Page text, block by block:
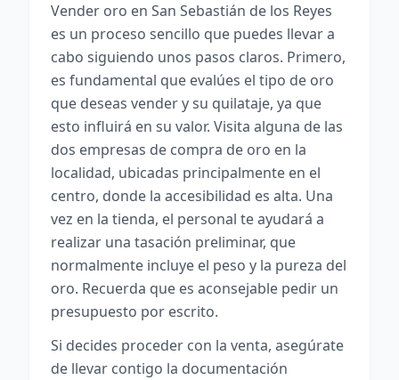
Vender oro en San Sebastián de los Reyes
es un proceso sencillo que puedes llevar a
cabo siguiendo unos pasos claros. Primero,
es fundamental que evalúes el tipo de oro
que deseas vender y su quilataje, ya que
esto influirá en su valor. Visita alguna de las
dos empresas de compra de oro en la
localidad, ubicadas principalmente en el
centro, donde la accesibilidad es alta. Una
vez en la tienda, el personal te ayudará a
realizar una tasación preliminar, que
normalmente incluye el peso y la pureza del
oro. Recuerda que es aconsejable pedir un
presupuesto por escrito.
Si decides proceder con la venta, asegúrate
de llevar contigo la documentación